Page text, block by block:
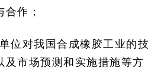
作；
位对我国合成橡胶工业的技
及市场预测和实施措施等方